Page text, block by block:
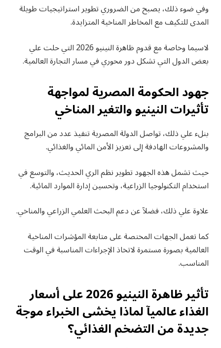
وفي ضوء ذلك، يصبح من الضروري تطوير استراتيجيات طويلة
المدى للتكيف مع المخاطر المناخية المتزايدة.
لاسيما وخاصة مع قدوم ظاهرة النينيو 2026 التي حلت علي
بعض الدول التي تشكل دور محوري في مسار التجارة العالمية.
جهود الحكومة المصرية لمواجهة
تأثيرات النينيو والتغير المناخي
بنلء علي ذلك، تواصل الدولة المصرية تنفيذ عدد من البرامج
والمشروعات الهادفة إلى تعزيز الأمن المائي والغذائي.
حيث تشمل هذه الجهود تطوير نظم الري الحديث، والتوسع في
استخدام التكنولوجيا الزراعية، وتحسين إدارة الموارد المائية.
علاوة علي ذلك، فضلآ عن دعم البحث العلمي الزراعي والمناخي.
كما تعمل الجهات المختصة على متابعة المؤشرات المناخية
العالمية بصورة مستمرة لاتخاذ الإجراءات المناسبة في الوقت
المناسب.
تأثير ظاهرة النينيو 2026 على أسعار
الغذاء عالميآ لماذا يخشى الخبراء موجة
جديدة من التضخم الغذائي؟